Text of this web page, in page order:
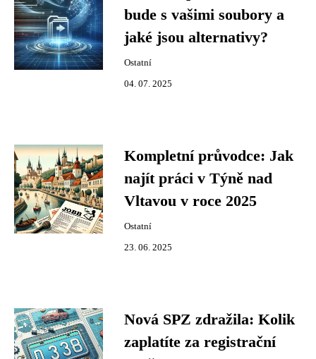
bude s vašimi soubory a
jaké jsou alternativy?
Ostatní
04. 07. 2025
Kompletní průvodce: Jak
najít práci v Týně nad
Vltavou v roce 2025
Ostatní
23. 06. 2025
Nová SPZ zdražila: Kolik
zaplatíte za registrační